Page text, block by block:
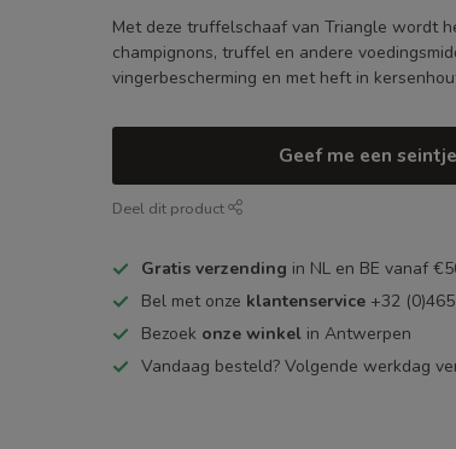
Met deze truffelschaaf van Triangle wordt
champignons, truffel en andere
vingerbescherming en met heft in
Geef me een
Deel dit product
Gratis verzending in NL en BE vanaf
Bel met onze klantenservice +32
Bezoek onze winkel in Antwerpen
Vandaag besteld? Volgende werkdag